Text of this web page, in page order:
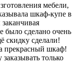
мебели,
шкаф-купе в
было сделано очень
скидку сделали!
прекрасный шкаф!
только